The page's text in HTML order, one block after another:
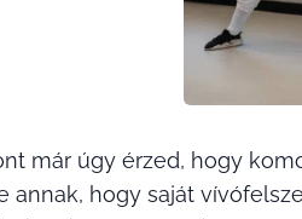
már úgy érzed, hogy
annak, hogy saját